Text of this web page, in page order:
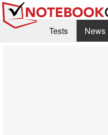
Tests News